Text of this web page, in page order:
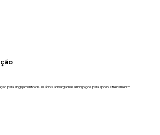
para engajamento de usuários, advergames e minijogos para apoio e treinamento